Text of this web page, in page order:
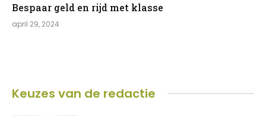
Bespaar geld en rijd met klasse
april 29, 2024
Keuzes van de redactie